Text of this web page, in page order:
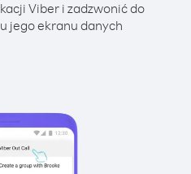
Viber i zadzwonić do
jego ekranu danych